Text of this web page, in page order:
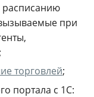
расписанию
при
торговлей;
портала с 1С: